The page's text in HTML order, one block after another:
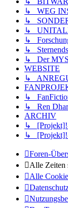
↳ WEG
↳
↳
↳
↳
↳ Der
WEBSITE
↳
↳
↳ Ren
ARCHIV
↳
↳
Foren-
Alle Zeiten
Alle